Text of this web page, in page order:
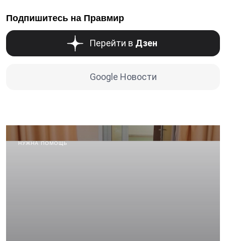
Подпишитесь на Правмир
Перейти в Дзен
Google Новости
НУЖНА ПОМОЩЬ